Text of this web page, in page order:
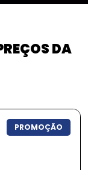
DA
PROMOÇÃO